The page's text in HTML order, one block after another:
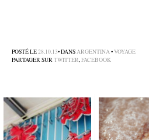
POSTÉ LE28.10.13• DANS ARGENTINA •VOYAGE
PARTAGER SUR TWITTER FACEBOOK